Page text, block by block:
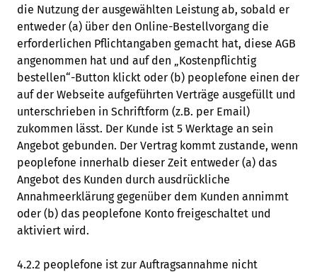
die Nutzung der ausgewählten Leistung ab, sobald er
entweder (a) über den Online-Bestellvorgang die
erforderlichen Pflichtangaben gemacht hat, diese AGB
angenommen hat und auf den „Kostenpflichtig
bestellen“-Button klickt oder (b) peoplefone einen der
auf der Webseite aufgeführten Verträge ausgefüllt und
unterschrieben in Schriftform (z.B. per Email)
zukommen lässt. Der Kunde ist 5 Werktage an sein
Angebot gebunden. Der Vertrag kommt zustande, wenn
peoplefone innerhalb dieser Zeit entweder (a) das
Angebot des Kunden durch ausdrückliche
Annahmeerklärung gegenüber dem Kunden annimmt
oder (b) das peoplefone Konto freigeschaltet und
aktiviert wird.
4.2.2 peoplefone ist zur Auftragsannahme nicht